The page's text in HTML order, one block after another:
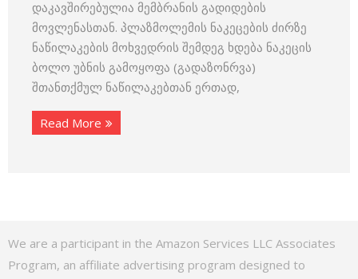
დაკავშირებულია მემბრანის გადიდების
მოვლენასთან. პლაზმოლემის ნაკეცების ძირზე
ნაწილაკების მოხვედრის შემდეგ ხდება ნაკეცის
ბოლო უბნის გამოყოფა (გადაზონრვა)
შთანთქმულ ნაწილაკებთან ერთად,
Read More
We are a participant in the Amazon Services LLC Associates
Program, an affiliate advertising program designed to